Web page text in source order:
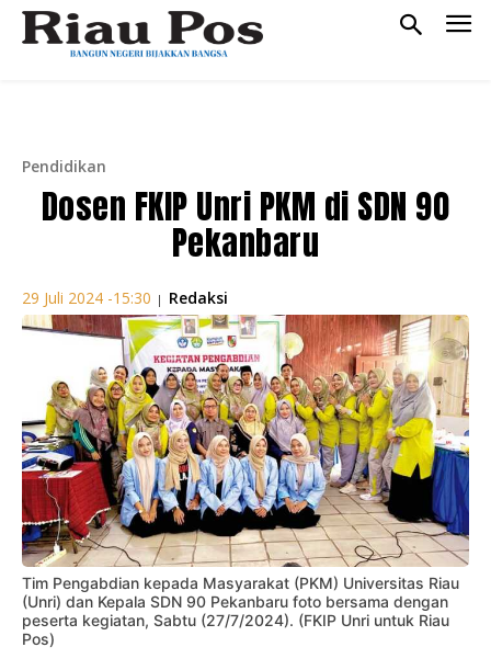
Pendidikan
Dosen FKIP Unri PKM di SDN 90
Pekanbaru
29 Juli 2024 -15:30 | Redaksi
Tim Pengabdian kepada Masyarakat (PKM) Universitas Riau
(Unri) dan Kepala SDN 90 Pekanbaru foto bersama dengan
peserta kegiatan, Sabtu (27/7/2024). (FKIP Unri untuk Riau
Pos)